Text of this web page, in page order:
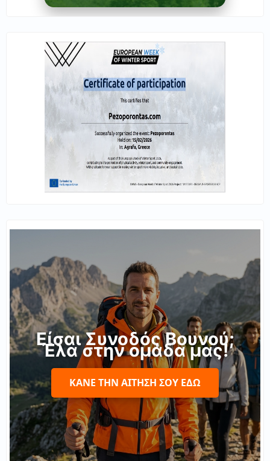
Είσαι Συνοδός Βουνού;
Έλα στην ομάδα μας!
ΚΆΝΕ ΤΗΝ ΑΊΤΗΣΉ ΣΟΥ ΕΔΏ